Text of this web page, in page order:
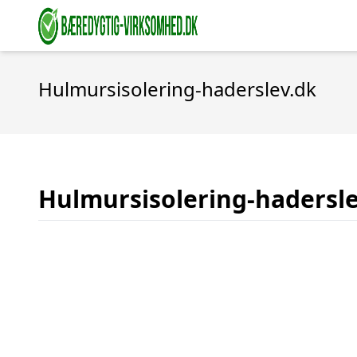
Hulmursisolering-haderslev.dk
Hulmursisolering-